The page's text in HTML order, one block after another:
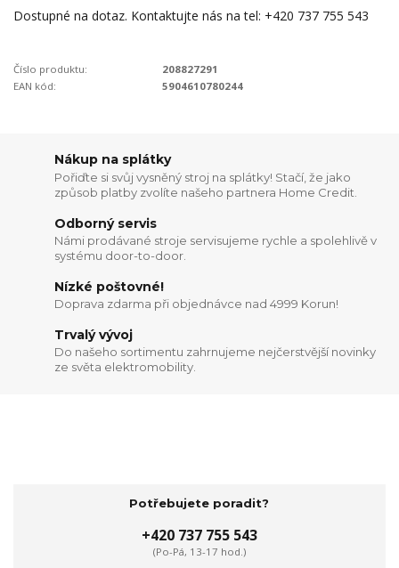
Dostupné na dotaz. Kontaktujte nás na tel: +420 737 755 543
Číslo produktu:
208827291
EAN kód:
5904610780244
Nákup na splátky
Pořiďte si svůj vysněný stroj na splátky! Stačí, že jako
způsob platby zvolíte našeho partnera Home Credit.
Odborný servis
Námi prodávané stroje servisujeme rychle a spolehlivě v
systému door-to-door.
Nízké poštovné!
Doprava zdarma při objednávce nad 4999 Korun!
Trvalý vývoj
Do našeho sortimentu zahrnujeme nejčerstvější novinky
ze světa elektromobility.
Potřebujete poradit?
+420 737 755 543
(Po-Pá, 13-17 hod.)